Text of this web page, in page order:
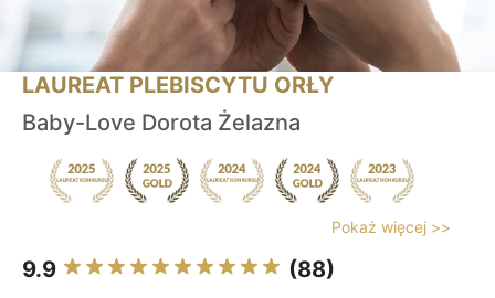
LAUREAT PLEBISCYTU ORŁY
Baby-Love Dorota Żelazna
Pokaż więcej >>
9.9 (88)